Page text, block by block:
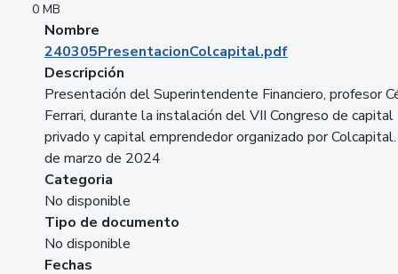
0 MB
Nombre
240305PresentacionColcapital.pdf
Descripción
Presentación del Superintendente Financiero, profesor
Ferrari, durante la instalación del VII Congreso de capital
privado y capital emprendedor organizado por
de marzo de 2024
Categoria
No disponible
Tipo de documento
No disponible
Fechas